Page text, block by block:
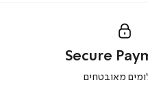
secure
Secure
מאובטחים